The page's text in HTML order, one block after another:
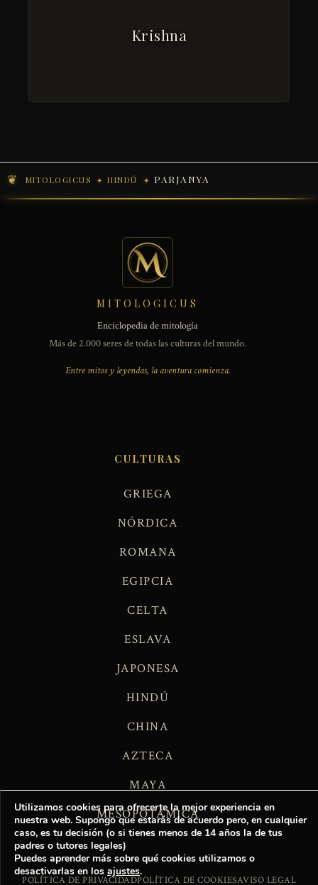
Krishna
MITOLOGICUS HINDÚ PARJANYA
MITOLOGICUS
Enciclopedia de mitología
Más de 2.000 seres de todas las culturas del mundo.
Entre mitos y leyendas, la aventura comienza.
CULTURAS
GRIEGA
NÓRDICA
ROMANA
EGIPCIA
CELTA
ESLAVA
JAPONESA
HINDÚ
CHINA
AZTECA
MAYA
MESOPOTÁMICA
POLÍTICA DE PRIVACIDADPOLÍTICA DE COOKIESAVISO LEGAL
Utilizamos cookies para ofrecerte la mejor experiencia en
nuestra web. Supongo que estarás de acuerdo pero, en cualquier
caso, es tu decisión (o si tienes menos de 14 años la de tus
padres o tutores legales)
Puedes aprender más sobre qué cookies utilizamos o
desactivarlas en los ajustes.